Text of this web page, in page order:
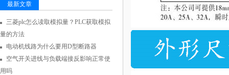
最新文章
三菱plc怎么读取模拟量？PLC获取模拟
量的方法
电动机线路为什么要用D型断路器
空气开关进线与负载端接反影响正常使
用吗